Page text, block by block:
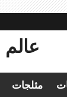
مثلجات